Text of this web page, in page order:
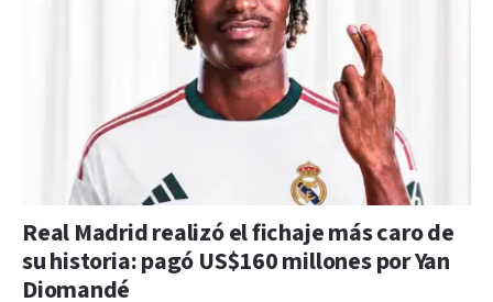
Real Madrid realizó el fichaje más caro de
su historia: pagó US$160 millones por Yan
Diomandé